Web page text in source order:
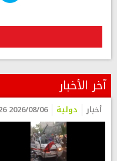
آخر الأخبار
أخبار دولية 2026/08/06 18:26